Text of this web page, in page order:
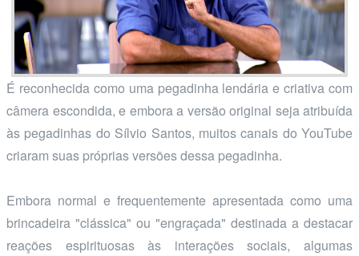
É reconhecida como uma pegadinha lendária e criativa com
câmera escondida, e embora a versão original seja atribuída
às pegadinhas do Sílvio Santos, muitos canais do YouTube
criaram suas próprias versões dessa pegadinha.
Embora normal e frequentemente apresentada como uma
brincadeira "clássica" ou "engraçada" destinada a destacar
reações espirituosas às interações sociais, algumas